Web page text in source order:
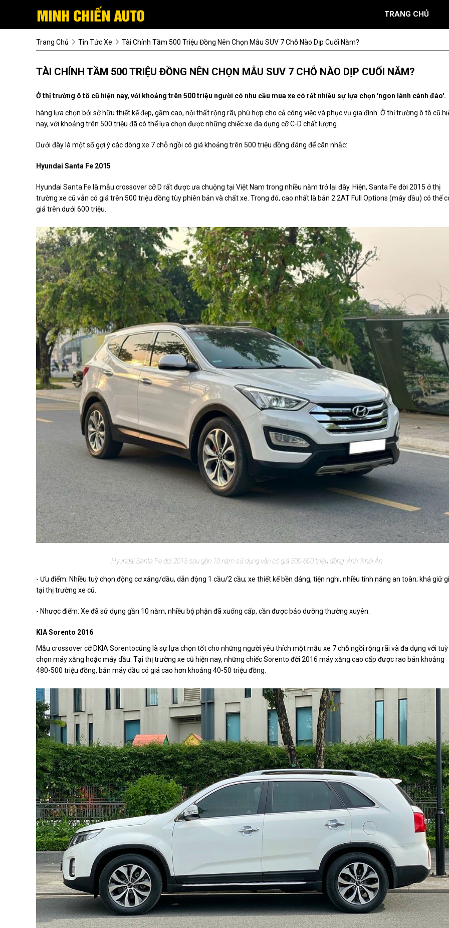
TRANG CHỦ
Trang Chủ Tin Tức Xe Tài Chính Tầm 500 Triệu Đồng Nên Chọn Mẫu SUV 7 Chỗ Nào Dịp Cuối Năm?
TÀI CHÍNH TẦM 500 TRIỆU ĐỒNG NÊN CHỌN MẪU SUV 7 CHỖ NÀO DỊP CUỐI NĂM?
Ở thị trường ô tô cũ hiện nay, với khoảng trên 500 triệu người có nhu cầu mua xe có rất nhiều sự lựa chọn 'ngon lành cành đào'.
hàng lựa chọn bởi sở hữu thiết kế đẹp, gầm cao, nội thất rộng rãi, phù hợp cho cả công việc và phục vụ gia đình. Ở thị trường ô tô cũ
nay, với khoảng trên 500 triệu đã có thể lựa chọn được những chiếc xe đa dụng cỡ C-D chất lượng.
Dưới đây là một số gợi ý các dòng xe 7 chỗ ngồi có giá khoảng trên 500 triệu đồng đáng để cân nhắc:
Hyundai Santa Fe 2015
Hyundai Santa Fe là mẫu crossover cỡ D rất được ưa chuộng tại Việt Nam trong nhiều năm trở lại đây. Hiện, Santa Fe đời 2015 ở thị
trường xe cũ vẫn có giá trên 500 triệu đồng tùy phiên bản và chất xe. Trong đó, cao nhất là bản 2.2AT Full Options (máy dầu) có thể
giá trên dưới 600 triệu.
Hyundai Santa Fe đời 2015 sau gần 10 năm sử dụng vẫn có giá 500-600 triệu đồng. Ảnh: Khải Ân
- Ưu điểm: Nhiều tuỳ chọn động cơ xăng/dầu, dẫn động 1 cầu/2 cầu; xe thiết kế bền dáng, tiện nghi, nhiều tính năng an toàn; khá giữ
tại thị trường xe cũ.
- Nhược điểm: Xe đã sử dụng gần 10 năm, nhiều bộ phận đã xuống cấp, cần được bảo dưỡng thường xuyên.
KIA Sorento 2016
Mẫu crossover cỡ DKIA Sorentocũng là sự lựa chọn tốt cho những người yêu thích một mẫu xe 7 chỗ ngồi rộng rãi và đa dụng với tuỳ
chọn máy xăng hoặc máy dầu. Tại thị trường xe cũ hiện nay, những chiếc Sorento đời 2016 máy xăng cao cấp được rao bán khoảng
480-500 triệu đồng, bản máy dầu có giá cao hơn khoảng 40-50 triệu đồng.